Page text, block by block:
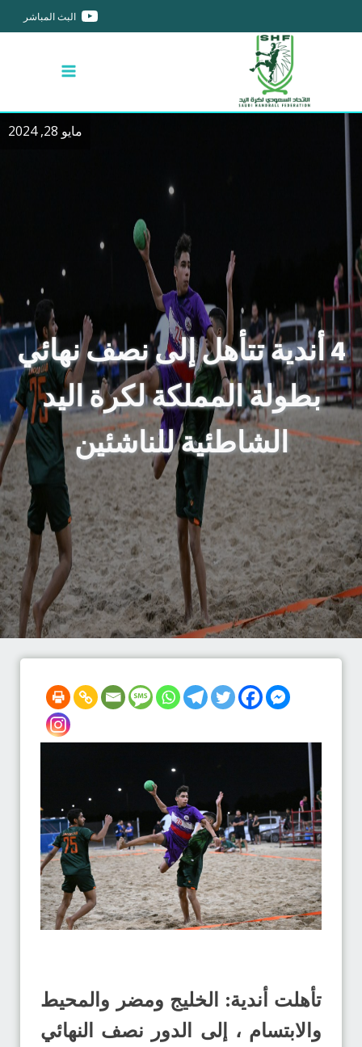
البث المباشر
مايو 28, 2024
4 أندية تتأهل إلى نصف نهائي
بطولة المملكة لكرة اليد
الشاطئية للناشئين
تأهلت أندية: الخليج ومضر والمحيط
والابتسام ، إلى الدور نصف النهائي